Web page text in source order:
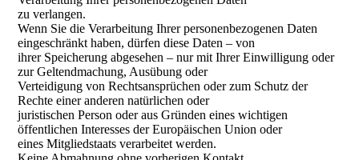
zu verlangen.
Wenn Sie die Verarbeitung Ihrer personenbezogenen Daten
eingeschränkt haben, dürfen diese Daten – von
ihrer Speicherung abgesehen – nur mit Ihrer Einwilligung oder
zur Geltendmachung, Ausübung oder
Verteidigung von Rechtsansprüchen oder zum Schutz der
Rechte einer anderen natürlichen oder
juristischen Person oder aus Gründen eines wichtigen
öffentlichen Interesses der Europäischen Union oder
eines Mitgliedstaats verarbeitet werden.